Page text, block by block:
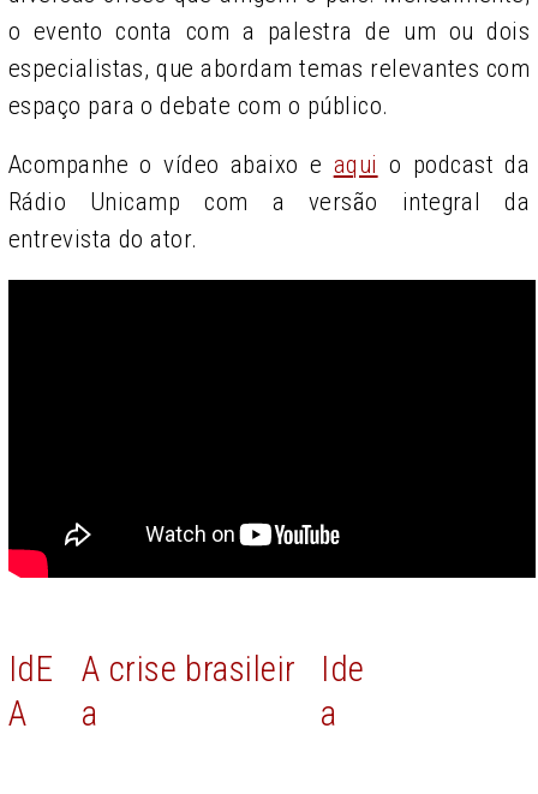
o evento conta com a palestra de um ou dois
especialistas, que abordam temas relevantes com
espaço para o debate com o público.
Acompanhe o vídeo abaixo e aqui o podcast da
Rádio Unicamp com a versão integral da
entrevista do ator.
IdE
A
A crise brasileir
a
Ide
a